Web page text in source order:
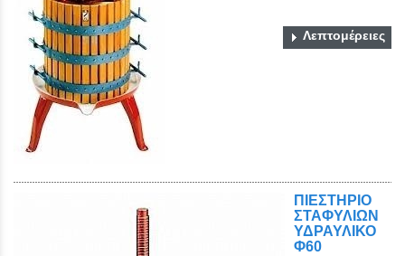
Λεπτομέρειες
ΠΙΕΣΤΗΡΙΟ
ΣΤΑΦΥΛΙΩΝ
ΥΔΡΑΥΛΙΚΟ
Φ60